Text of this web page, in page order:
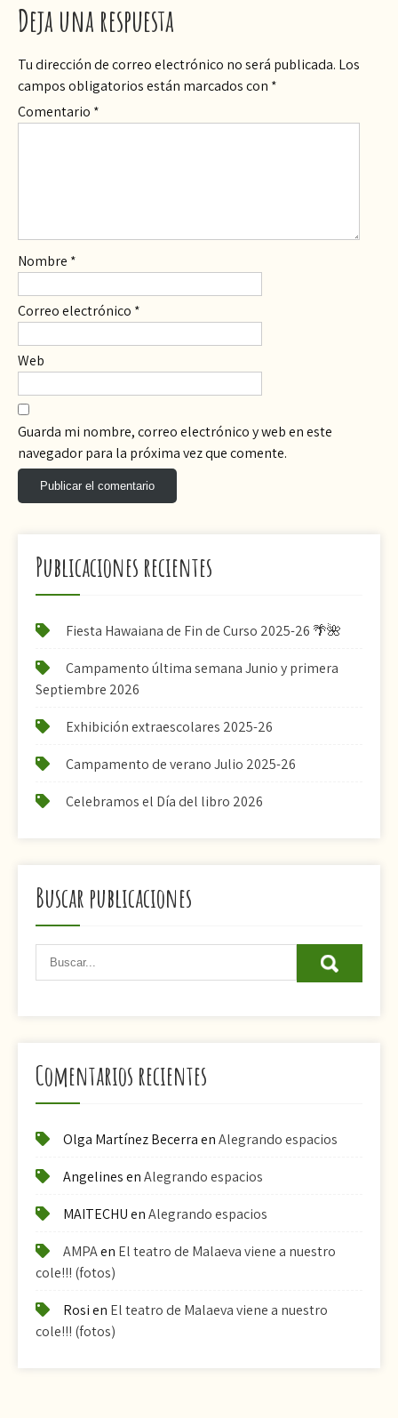
Deja una respuesta
Tu dirección de correo electrónico no será publicada. Los
campos obligatorios están marcados con *
Comentario *
Nombre *
Correo electrónico *
Web
Guarda mi nombre, correo electrónico y web en este
navegador para la próxima vez que comente.
Publicaciones recientes
Fiesta Hawaiana de Fin de Curso 2025-26 🌴🌺
Campamento última semana Junio y primera
Septiembre 2026
Exhibición extraescolares 2025-26
Campamento de verano Julio 2025-26
Celebramos el Día del libro 2026
Buscar publicaciones
Comentarios recientes
Olga Martínez BecerraenAlegrando espacios
AngelinesenAlegrando espacios
MAITECHUenAlegrando espacios
AMPAen El teatro de Malaeva viene a nuestro
cole!!! (fotos)
Rosien El teatro de Malaeva viene a nuestro
cole!!! (fotos)